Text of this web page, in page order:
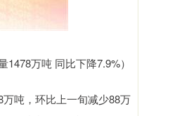
万吨 同比下降7.9%）
吨，环比上一旬减少88万